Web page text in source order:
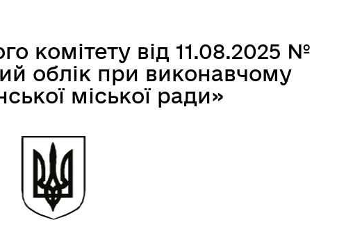
комітету від 11.08.2025 №
облік при виконавчому
міської ради»